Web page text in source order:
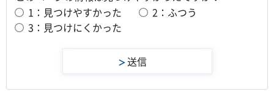
1：見つけやすかった
2：ふつう
3：見つけにくかった